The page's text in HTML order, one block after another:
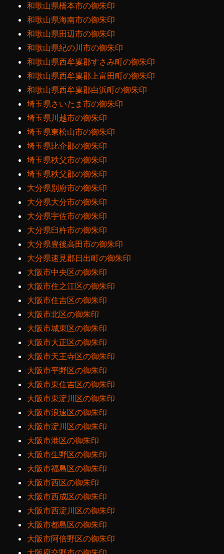
和歌山県橋本市の御朱印
和歌山県海南市の御朱印
和歌山県田辺市の御朱印
和歌山県紀の川市の御朱印
和歌山県西牟婁郡すさみ町の御朱印
和歌山県西牟婁郡上富田町の御朱印
和歌山県西牟婁郡白浜町の御朱印
埼玉県さいたま市の御朱印
埼玉県川越市の御朱印
埼玉県東松山市の御朱印
埼玉県比企郡の御朱印
埼玉県秩父市の御朱印
埼玉県秩父郡の御朱印
大分県別府市の御朱印
大分県大分市の御朱印
大分県宇佐市の御朱印
大分県臼杵市の御朱印
大分県豊後高田市の御朱印
大分県速見郡日出町の御朱印
大阪市中央区の御朱印
大阪市住之江区の御朱印
大阪市住吉区の御朱印
大阪市北区の御朱印
大阪市城東区の御朱印
大阪市大正区の御朱印
大阪市天王寺区の御朱印
大阪市平野区の御朱印
大阪市東住吉区の御朱印
大阪市東淀川区の御朱印
大阪市浪速区の御朱印
大阪市淀川区の御朱印
大阪市港区の御朱印
大阪市生野区の御朱印
大阪市福島区の御朱印
大阪市西区の御朱印
大阪市西成区の御朱印
大阪市西淀川区の御朱印
大阪市都島区の御朱印
大阪市阿倍野区の御朱印